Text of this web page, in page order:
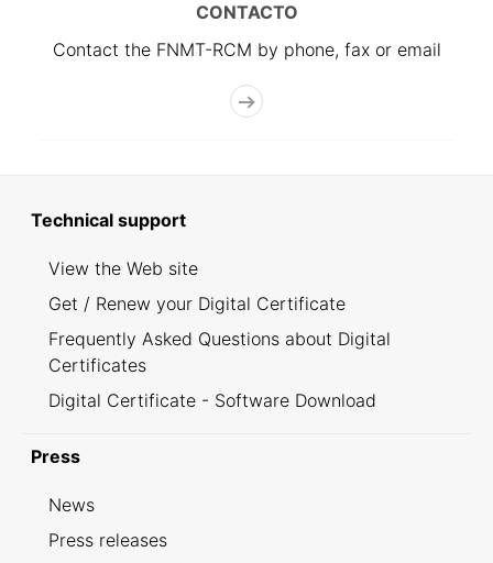
CONTACTO
Contact the FNMT-RCM by phone, fax or email
Technical support
View the Web site
Get / Renew your Digital Certificate
Frequently Asked Questions about Digital
Certificates
Digital Certificate - Software Download
Press
News
Press releases